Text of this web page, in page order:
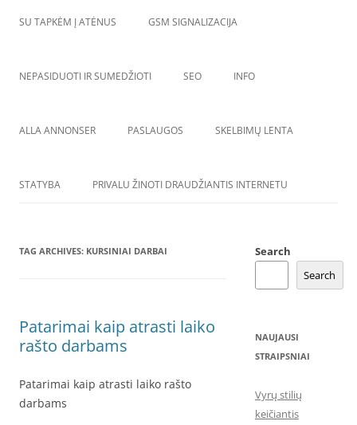
SU TAPKĖM Į ATĖNUS GSM SIGNALIZACIJA
NEPASIDUOTI IR SUMEDŽIOTI SEO INFO
ALLA ANNONSER PASLAUGOS SKELBIMŲ LENTA
STATYBA PRIVALU ŽINOTI DRAUDŽIANTIS INTERNETU
TAG ARCHIVES: KURSINIAI DARBAI
Patarimai kaip atrasti laiko
rašto darbams
Patarimai kaip atrasti laiko rašto
darbams
Search
Search
NAUJAUSI
STRAIPSNIAI
Vyrų stilių
keičiantis